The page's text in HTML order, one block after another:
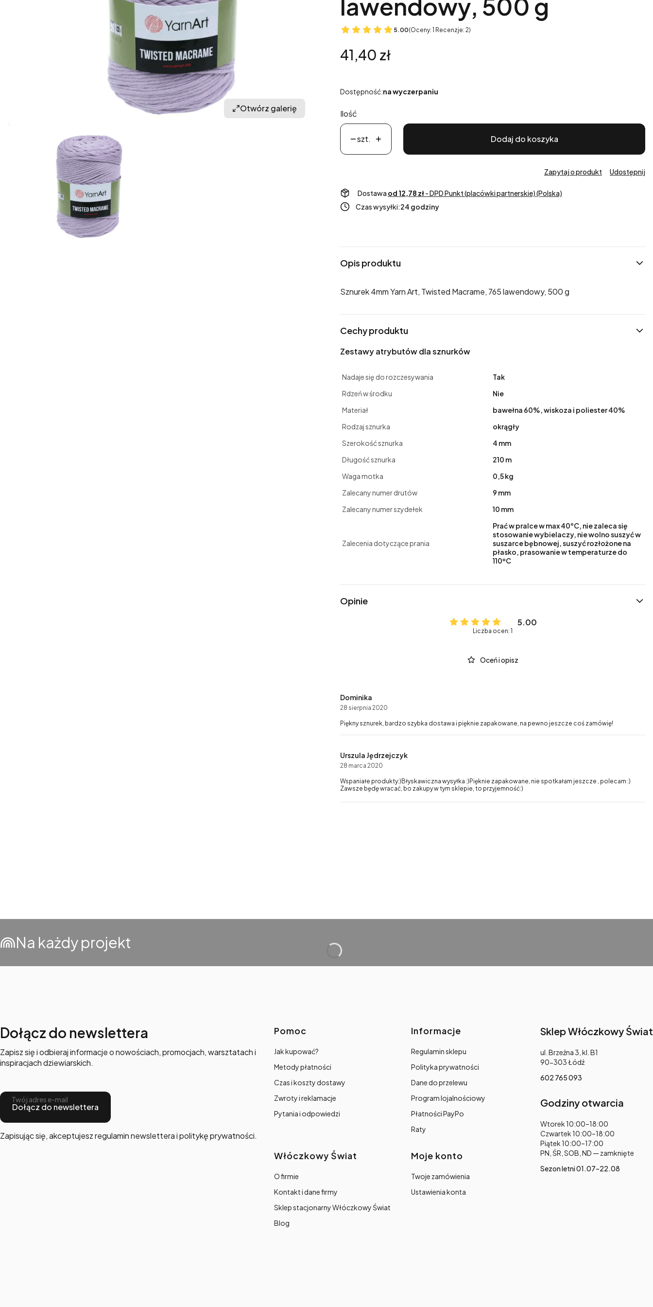
Otwórz galerię
lawendowy, 500 g
5.00(Oceny: 1 Recenzje: 2)
Cena
41,40 zł
Dostępność:na wyczerpaniu
Ilość
szt. Dodaj do koszyka
Zapytaj o produkt Udostępnij
Dostawa od 12,78 zł- DPD Punkt (placówki partnerskie) (Polska)
Czas wysyłki:24 godziny
Opis produktu
Sznurek 4mm Yarn Art, Twisted Macrame, 765 lawendowy, 500 g
Cechy produktu
Zestawy atrybutów dla sznurków
Nadaje się do rozczesywania
Tak
Rdzeń w środku
Nie
Materiał
bawełna 60%, wiskoza i poliester 40%
Rodzaj sznurka
okrągły
Szerokość sznurka
4 mm
Długość sznurka
210 m
Waga motka
0,5 kg
Zalecany numer drutów
9 mm
Zalecany numer szydełek
10 mm
Zalecenia dotyczące prania
Prać w pralce w max 40°C, nie zaleca się
stosowanie wybielaczy, nie wolno suszyć w
suszarce bębnowej, suszyć rozłożone na
płasko, prasowanie w temperaturze do
110ºC
Opinie
5.00
Liczba ocen: 1
Oceń i opisz
Dominika
28 sierpnia 2020
Piękny sznurek, bardzo szybka dostawa i pięknie zapakowane, na pewno jeszcze coś zamówię!
Urszula Jędrzejczyk
28 marca 2020
Wspaniałe produkty:)Błyskawiczna wysyłka :)Pięknie zapakowane, nie spotkałam jeszcze , polecam :)
Zawsze będę wracać, bo zakupy w tym sklepie, to przyjemność:)
Na każdy projekt
Dołącz do newslettera
Zapisz się i odbieraj informacje o nowościach, promocjach, warsztatach i
inspiracjach dziewiarskich.
Twój adres e-mail
Dołącz do newslettera
Zapisując się, akceptujesz regulamin newslettera i politykę prywatności.
Linki w stopce
Pomoc
Jak kupować?
Metody płatności
Czas i koszty dostawy
Zwroty i reklamacje
Pytania i odpowiedzi
Informacje
Regulamin sklepu
Polityka prywatności
Dane do przelewu
Program lojalnościowy
Płatności PayPo
Raty
Włóczkowy Świat
O firmie
Kontakt i dane firmy
Sklep stacjonarny Włóczkowy Świat
Blog
Moje konto
Twoje zamówienia
Ustawienia konta
Sklep Włóczkowy Świat
Adres:
ul. Brzeźna 3, kl. B1
90-303 Łódź
602 765 093
Godziny otwarcia
Adres:
Wtorek 10:00–18:00
Czwartek 10:00–18:00
Piątek 10:00–17:00
PN, ŚR, SOB, ND — zamknięte
Sezon letni 01.07–22.08